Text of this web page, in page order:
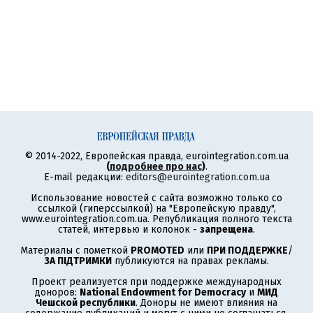
© 2014-2022, Европейская правда, eurointegration.com.ua
(подробнее про нас).
E-mail редакции: editors@eurointegration.com.ua
Использование новостей с сайта возможно только со
ссылкой (гиперссылкой) на "Европейскую правду",
www.eurointegration.com.ua. Републикация полного текста
статей, интервью и колонок - запрещена.
Материалы с пометкой PROMOTED или ПРИ ПОДДЕРЖКЕ/
ЗА ПІДТРИМКИ публикуются на правах рекламы.
Проект реализуется при поддержке международных
доноров: National Endowment for Democracyи МИД
Чешской республики. Доноры не имеют влияния на